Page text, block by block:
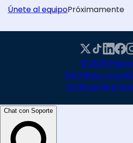
Únete al equipoPróximamente
© 2026
Términos y
Políticas de
Chat con Soporte